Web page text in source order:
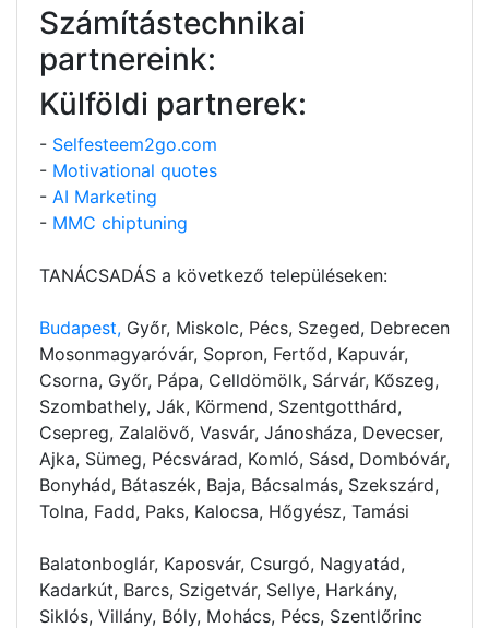
Számítástechnikai
partnereink:
Külföldi partnerek:
- Selfesteem2go.com
- Motivational quotes
- AI Marketing
- MMC chiptuning
TANÁCSADÁS a következő településeken:
Budapest, Győr, Miskolc, Pécs, Szeged, Debrecen
Mosonmagyaróvár, Sopron, Fertőd, Kapuvár,
Csorna, Győr, Pápa, Celldömölk, Sárvár, Kőszeg,
Szombathely, Ják, Körmend, Szentgotthárd,
Csepreg, Zalalövő, Vasvár, Jánosháza, Devecser,
Ajka, Sümeg, Pécsvárad, Komló, Sásd, Dombóvár,
Bonyhád, Bátaszék, Baja, Bácsalmás, Szekszárd,
Tolna, Fadd, Paks, Kalocsa, Hőgyész, Tamási
Balatonboglár, Kaposvár, Csurgó, Nagyatád,
Kadarkút, Barcs, Szigetvár, Sellye, Harkány,
Siklós, Villány, Bóly, Mohács, Pécs, Szentlőrinc